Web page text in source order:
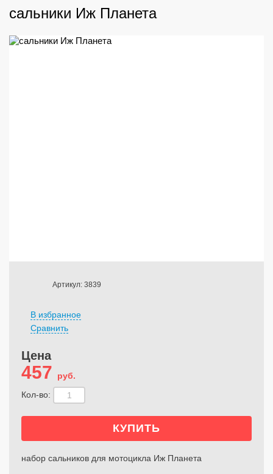
сальники Иж Планета
Артикул: 3839
В избранное
Сравнить
Цена
457
руб.
Кол-во:
набор сальников для мотоцикла Иж Планета